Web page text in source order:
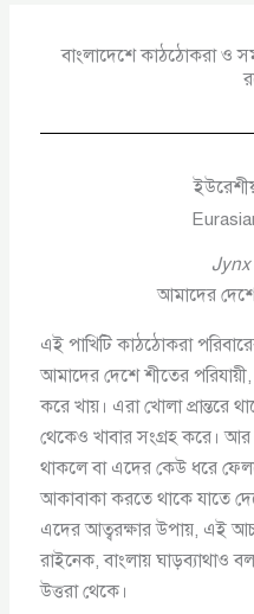
বাংলাদেশে কাঠঠোকরা ও
আমাদের
এই পাখিটি কাঠঠোকরা
আমাদের দেশে শীতের
করে খায়। এরা খোলা প্রান্তরে
থেকেও খাবার সংগ্রহ করে।
থাকলে বা এদের কেউ ধরে
আকাবাকা করতে থাকে যাতে
এদের আত্বরক্ষার উপায়, এই
রাইনেক, বাংলায় ঘাড়ব্যাথাও
উত্তরা থেকে।